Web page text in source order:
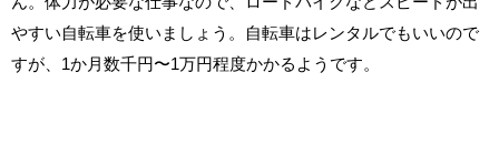
やすい自転車を使いましょう。自転車はレンタルでもいいので
すが、1か月数千円〜1万円程度かかるようです。